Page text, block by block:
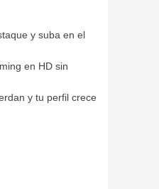
y suba en el
en HD sin
y tu perfil crece